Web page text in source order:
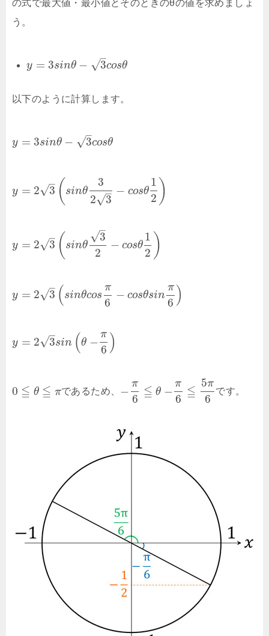
の式で最大値・最小値とそのときのθの値を求めましょ
う。
y = 3sinθ − 3
–
√ cosθ
以下のように計算します。
y = 3sinθ − 3
–
√ cosθ
y = 2 3
–
√ ( sinθ
3
2
3
–
√
− cosθ
1
2 )
y = 2 3
–
√ ( sinθ
3
–
√
2
− cosθ
1
2 )
y = 2 3
–
√ (sinθcos
π
6
− cosθsin
π
6 )
y = 2 3
–
√ sin (θ −
π
6 )
0 ≦ θ ≦ πであるため、 −
π
6 ≦ θ −
π
6 ≦ 5π
6
です。